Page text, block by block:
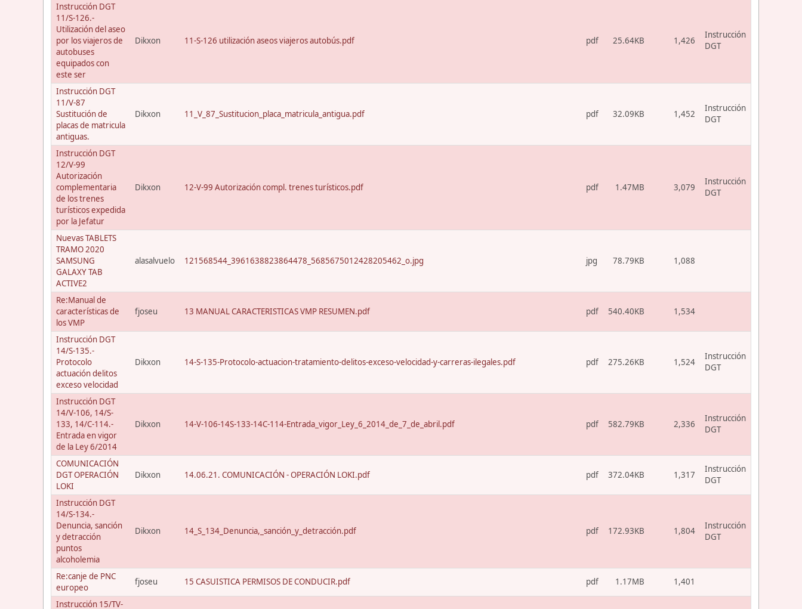
Instrucción DGT
11/S-126.-
Utilización del aseo
por los viajeros de
autobuses
equipados con
este ser
Dikxon 11-S-126 utilización aseos viajeros autobús.pdf pdf 25.64KB 1,426
Instrucción
DGT
Instrucción DGT
11/V-87
Sustitución de
placas de matricula
antiguas.
Dikxon 11_V_87_Sustitucion_placa_matricula_antigua.pdf pdf 32.09KB 1,452
Instrucción
DGT
Instrucción DGT
12/V-99
Autorización
complementaria
de los trenes
turísticos expedida
por la Jefatur
Dikxon 12-V-99 Autorización compl. trenes turísticos.pdf pdf 1.47MB 3,079
Instrucción
DGT
Nuevas TABLETS
TRAMO 2020
SAMSUNG
GALAXY TAB
ACTIVE2
alasalvuelo 121568544_3961638823864478_5685675012428205462_o.jpg jpg 78.79KB 1,088
Re:Manual de
características de
los VMP
fjoseu 13 MANUAL CARACTERISTICAS VMP RESUMEN.pdf pdf 540.40KB 1,534
Instrucción DGT
14/S-135.-
Protocolo
actuación delitos
exceso velocidad
Dikxon 14-S-135-Protocolo-actuacion-tratamiento-delitos-exceso-velocidad-y-carreras-ilegales.pdf pdf 275.26KB 1,524
Instrucción
DGT
Instrucción DGT
14/V-106, 14/S-
133, 14/C-114.-
Entrada en vigor
de la Ley 6/2014
Dikxon 14-V-106-14S-133-14C-114-Entrada_vigor_Ley_6_2014_de_7_de_abril.pdf pdf 582.79KB 2,336
Instrucción
DGT
COMUNICACIÓN
DGT OPERACIÓN
LOKI
Dikxon 14.06.21. COMUNICACIÓN - OPERACIÓN LOKI.pdf pdf 372.04KB 1,317
Instrucción
DGT
Instrucción DGT
14/S-134.-
Denuncia, sanción
y detracción
puntos
alcoholemia
Dikxon 14_S_134_Denuncia,_sanción_y_detracción.pdf pdf 172.93KB 1,804
Instrucción
DGT
Re:canje de PNC
europeo
fjoseu 15 CASUISTICA PERMISOS DE CONDUCIR.pdf pdf 1.17MB 1,401
Instrucción 15/TV-